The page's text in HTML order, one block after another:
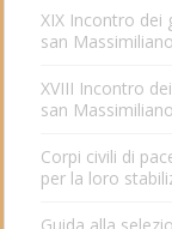
XIX Incontro dei
san Massimiliano
XVIII Incontro
san Massimiliano
Corpi civili di
per la loro